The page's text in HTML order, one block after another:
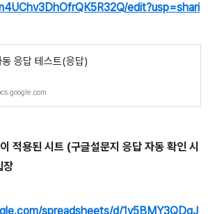
edit?usp=shari
동 응답 테스트(응답)
적용된 시트 (구글설문지 응답 자동 확인 시
장
spreadsheets/d/1v5BMY3QDqJ